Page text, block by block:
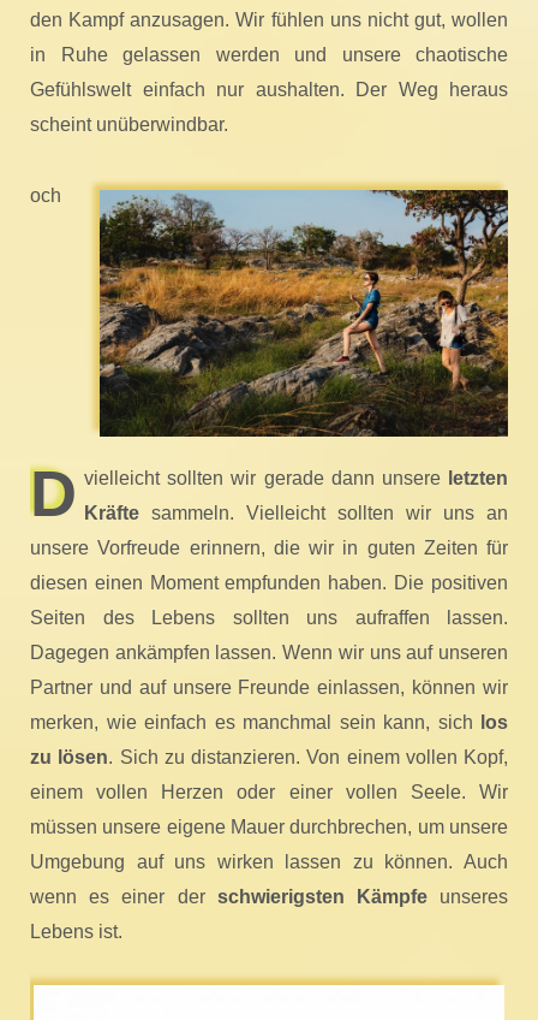
den Kampf anzusagen. Wir fühlen uns nicht gut, wollen
in Ruhe gelassen werden und unsere chaotische
Gefühlswelt einfach nur aushalten. Der Weg heraus
scheint unüberwindbar.
D
och
vielleicht sollten wir gerade dann unsere letzten
Kräfte sammeln. Vielleicht sollten wir uns an
unsere Vorfreude erinnern, die wir in guten Zeiten für
diesen einen Moment empfunden haben. Die positiven
Seiten des Lebens sollten uns aufraffen lassen.
Dagegen ankämpfen lassen. Wenn wir uns auf unseren
Partner und auf unsere Freunde einlassen, können wir
merken, wie einfach es manchmal sein kann, sich
los
zu lösen. Sich zu distanzieren. Von einem vollen Kopf,
einem vollen Herzen oder einer vollen Seele. Wir
müssen unsere eigene Mauer durchbrechen, um unsere
Umgebung auf uns wirken lassen zu können. Auch
wenn es einer der schwierigsten Kämpfeunseres
Lebens ist.